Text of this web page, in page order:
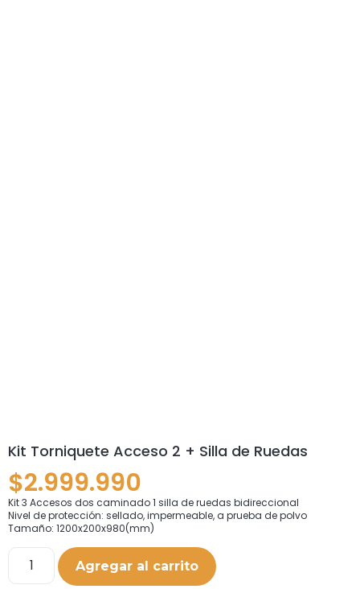
Kit Torniquete Acceso 2 + Silla de Ruedas
$2.999.990
Kit 3 Accesos dos caminado 1 silla de ruedas bidireccional
Nivel de protección: sellado, impermeable, a prueba de polvo
Tamaño: 1200x200x980(mm)
Agregar al carrito